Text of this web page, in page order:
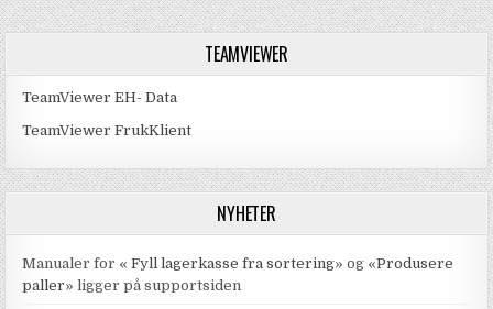
TEAMVIEWER
TeamViewer EH- Data
TeamViewer FrukKlient
NYHETER
Manualer for « Fyll lagerkasse fra sortering» og «Produsere
paller» ligger på supportsiden